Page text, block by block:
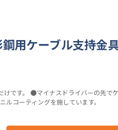
用ケーブル支持金
です。 ●マイナスドライバーの先で
コーティングを施しています。